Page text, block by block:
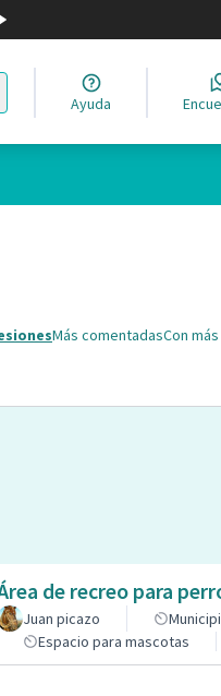
Elegir el idioma
Ayuda
Más comentadasCon
de recreo para
Juan picazo
Espacio para mascotas